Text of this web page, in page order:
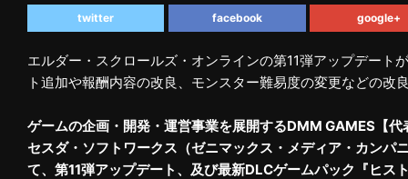
twitter facebook google+
エルダー・スクロールズ・オンラインの第11弾アップデー
ト追加や報酬内容の改良、モンスター難易度の変更などの
ゲームの企画・開発・運営事業を展開するDMM GAMES
セスダ・ソフトワークス（ゼニマックス・メディア・カン
て、第11弾アップデート、及び最新DLCゲームパック『ヒス